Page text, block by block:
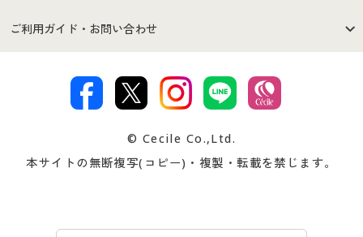
セシールご利用規約
著作権・商標について 会社案内
商品カテゴリ
プレゼント＆キャンペーン サイトマップ
ご利用ガイド・お問い合わせ
交換・返品は お支払は
ついて
忘れの場合
© Cecile Co.,Ltd.
本サイトの無断複写(コピー)・複製・転載を禁じます。